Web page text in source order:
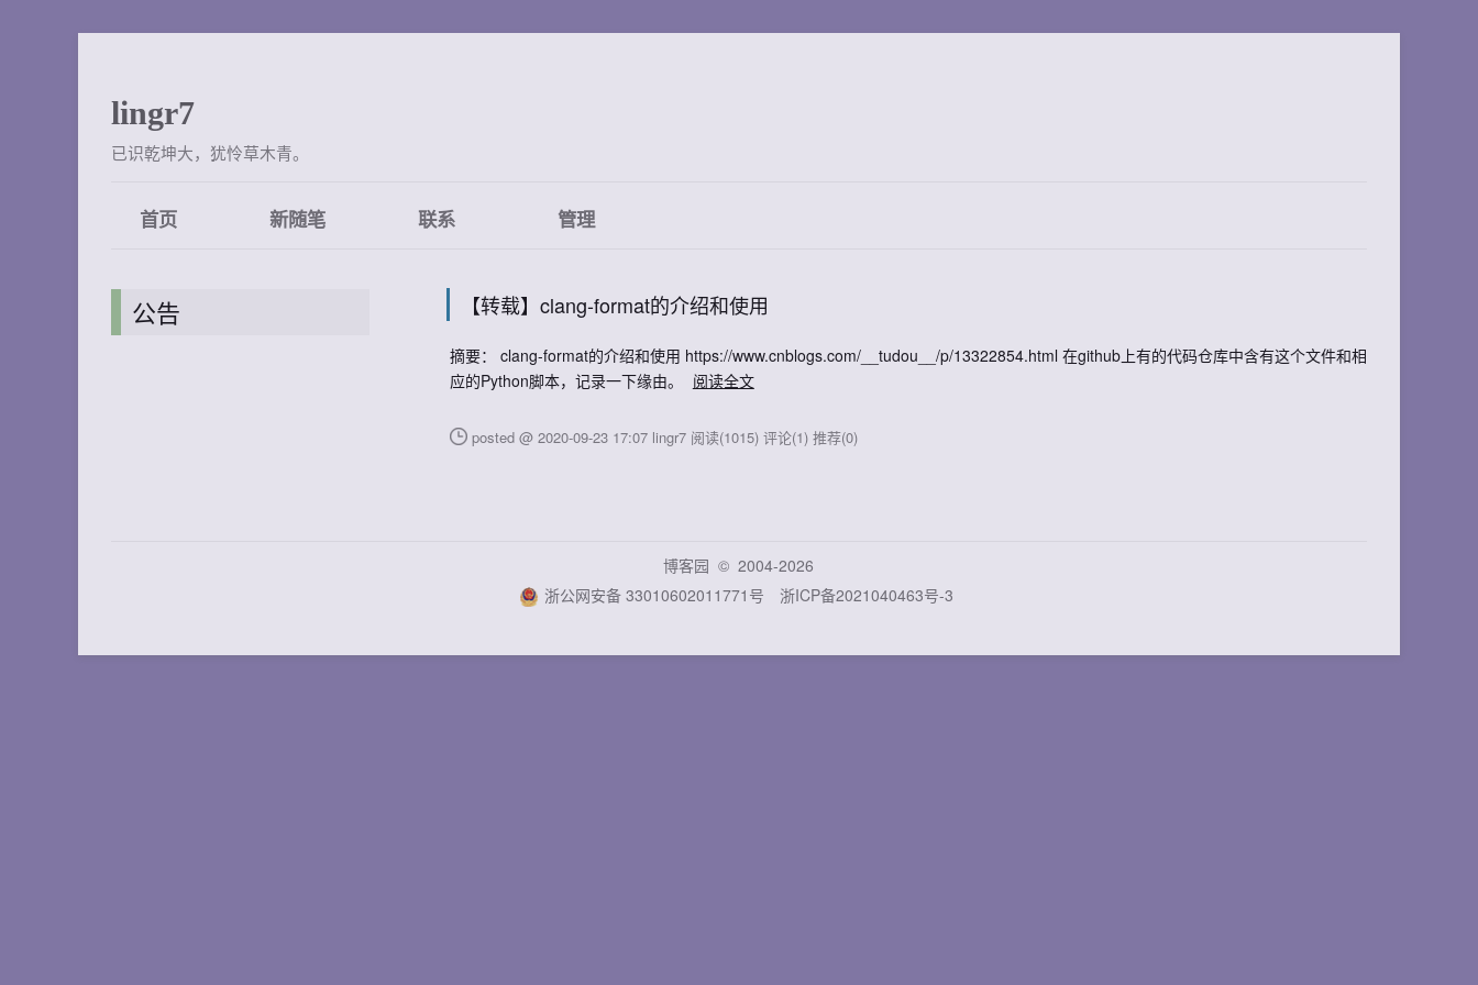
lingr7
已识乾坤大，犹怜草木青。
首页 新随笔 联系 管理
【转载】clang-format的介绍和使用
摘要： clang-format的介绍和使用 https://www.cnblogs.com/__tudou__/p/13322854.html 在github上有的代码仓库中含有这个文件和相
应的Python脚本，记录一下缘由。
阅读全文
posted @ 2020-09-23 17:07 lingr7 阅读(1015) 评论(1) 推荐(0)
公告
博客园 © 2004-2026
浙公网安备 33010602011771号
浙ICP备2021040463号-3